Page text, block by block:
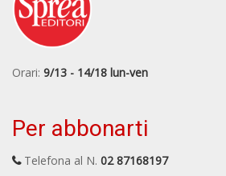
Orari: 9/13 - 14/18 lun-ven
Per abbonarti
Telefona al N. 02 87168197